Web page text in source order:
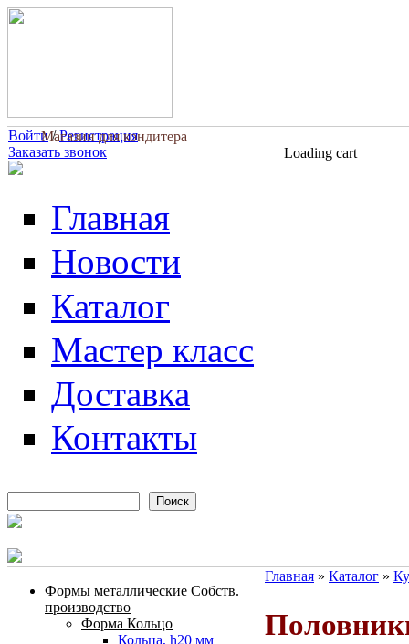
Перейти к основному содержанию
Магазин для кондитера
Войти/Регистрация
Заказать звонок
Loading cart
Главная
Новости
Каталог
Мастер класс
Доставка
Контакты
Форма поиска
Формы металлические Собств.
производство
Форма Кольцо
Кольца, h20 мм
Главная » Каталог »